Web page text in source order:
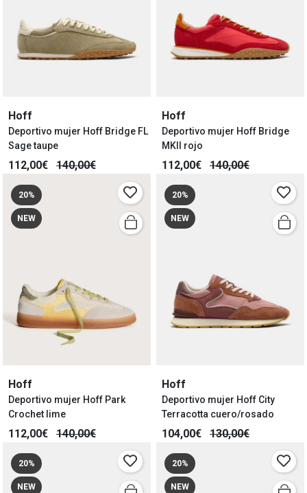
Hoff
Deportivo mujer Hoff Bridge FL
Sage taupe
112,00€ 140,00€
Hoff
Deportivo mujer Hoff Bridge
MKII rojo
112,00€ 140,00€
20%
NEW
Hoff
Deportivo mujer Hoff Park
Crochet lime
112,00€ 140,00€
20%
NEW
Hoff
Deportivo mujer Hoff City
Terracotta cuero/rosado
104,00€ 130,00€
20%
NEW
20%
NEW